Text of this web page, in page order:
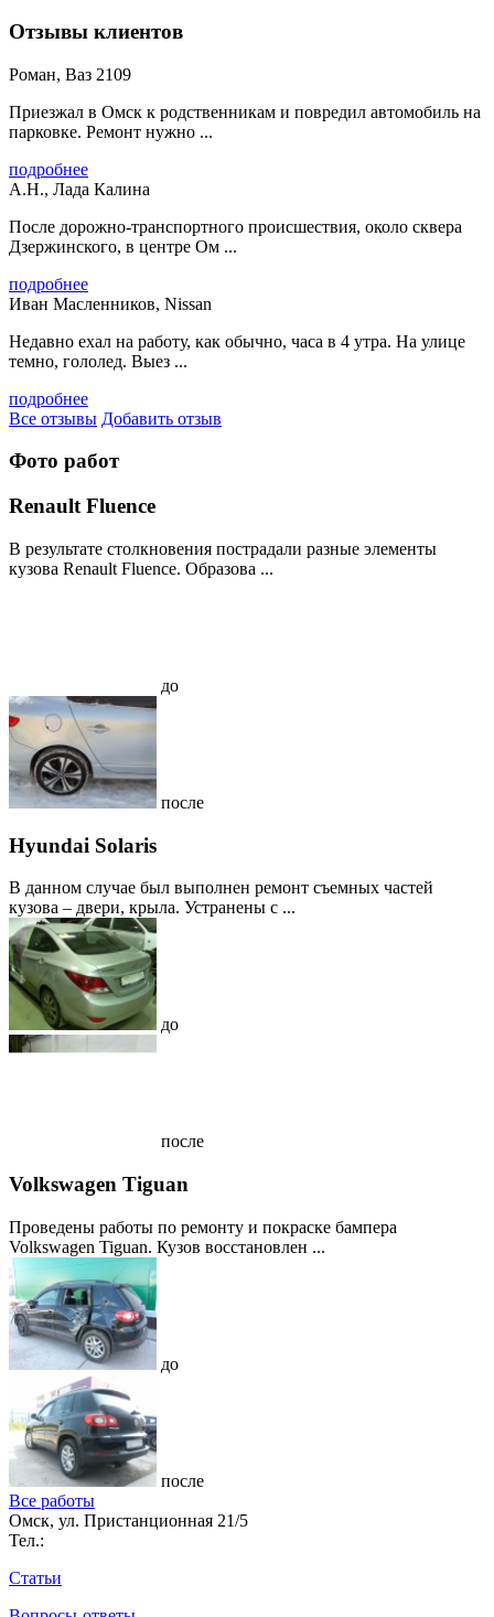
Отзывы клиентов
Роман, Ваз 2109
Приезжал в Омск к родственникам и повредил автомобиль на
парковке. Ремонт нужно ...
подробнее
А.Н., Лада Калина
После дорожно-транспортного происшествия, около сквера
Дзержинского, в центре Ом ...
подробнее
Иван Масленников, Nissan
Недавно ехал на работу, как обычно, часа в 4 утра. На улице
темно, гололед. Выез ...
подробнее
Все отзывы Добавить отзыв
Фото работ
Renault Fluence
В результате столкновения пострадали разные элементы
кузова Renault Fluence. Образова ...
до
после
Hyundai Solaris
В данном случае был выполнен ремонт съемных частей
кузова – двери, крыла. Устранены с ...
до
после
Volkswagen Tiguan
Проведены работы по ремонту и покраске бампера
Volkswagen Tiguan. Кузов восстановлен ...
до
после
Все работы
Омск, ул. Пристанционная 21/5
Тел.:
Статьи